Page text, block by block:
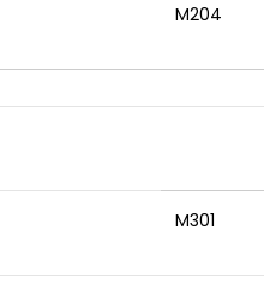
M204
M301